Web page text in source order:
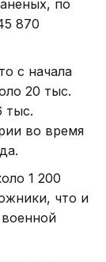
по
870
с начала
20 тыс.
тыс.
во время
1 200
что и